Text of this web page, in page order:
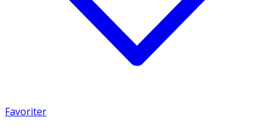
Favoriter